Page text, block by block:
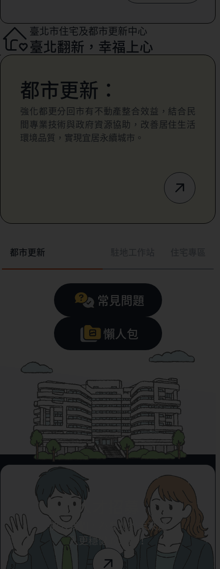
臺北市住宅及都市更新中心
臺北翻新，幸福上心
都市更新
都市更新：
強化都更分回市有不動產整合效益，結合民
間專業技術與政府資源協助，改善居住生活
環境品質，實現宜居永續城市。
常見問題
懶人包
人才招募
加入我們，為臺北的未來注
入更穩健的力量！